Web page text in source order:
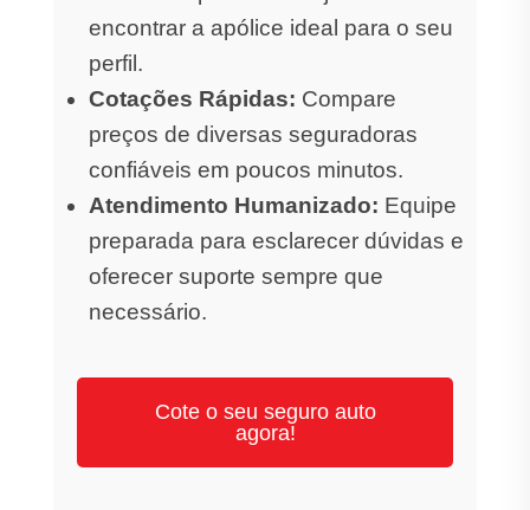
encontrar a apólice ideal para o seu
perfil.
Cotações Rápidas: Compare
preços de diversas seguradoras
confiáveis em poucos minutos.
Atendimento Humanizado: Equipe
preparada para esclarecer dúvidas e
oferecer suporte sempre que
necessário.
Cote o seu seguro auto
agora!